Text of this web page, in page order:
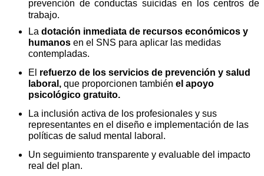
prevención de conductas suicidas en los centros de
trabajo.
La dotación inmediata de recursos económicos y
humanos en el SNS para aplicar las medidas
contempladas.
El refuerzo de los servicios de prevención y salud
laboral, que proporcionen también el apoyo
psicológico gratuito.
La inclusión activa de los profesionales y sus
representantes en el diseño e implementación de las
políticas de salud mental laboral.
Un seguimiento transparente y evaluable del impacto
real del plan.